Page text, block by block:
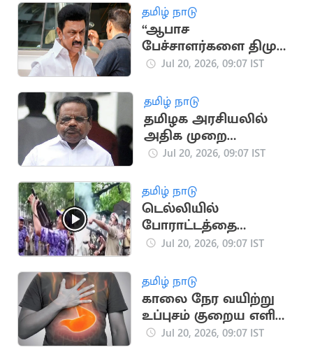
தமிழ் நாடு
“ஆபாச
பேச்சாளர்களை திமுக
வளர்த்து வருகிறது”..
Jul 20, 2026, 09:07 IST
தமிழ் நாடு
தமிழக அரசியலில்
அதிக முறை
சபாநாயகராக
Jul 20, 2026, 09:07 IST
தமிழ் நாடு
டெல்லியில்
போராட்டத்தை
கலைக்க கண்ணீர்
Jul 20, 2026, 09:07 IST
தமிழ் நாடு
காலை நேர வயிற்று
உப்புசம் குறைய எளிய
வீட்டு வைத்தியங்கள்!
Jul 20, 2026, 09:07 IST